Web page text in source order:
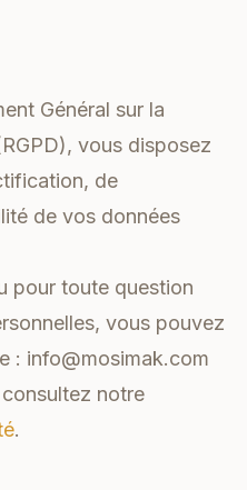
Général sur la
vous disposez
de
de vos données
pour toute question
vous pouvez
: info@mosimak.com
notre
.